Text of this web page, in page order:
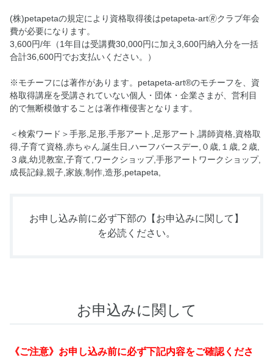
(株)petapetaの規定により資格取得後はpetapeta-art🄬クラブ年会
費が必要になります。
3,600円/年（1年目は受講費30,000円に加え3,600円納入分を一括
合計36,600円でお支払いください。）
※モチーフには著作があります。petapeta-art®のモチーフを、資
格取得講座を受講されていない個人・団体・企業さまが、営利目
的で無断模倣することは著作権侵害となります。
＜検索ワード＞手形,足形,手形アート,足形アート,講師資格,資格取
得,子育て資格,赤ちゃん,誕生日,ハーフバースデー,０歳,１歳,２歳,
３歳,幼児教室,子育て,ワークショップ,手形アートワークショップ,
成長記録,親子,家族,制作,造形,petapeta,
お申し込み前に必ず下部の 【お申込みに関して】
を必読ください。
お申込みに関して
《ご注意》お申し込み前に必ず下記内容をご確認くださ